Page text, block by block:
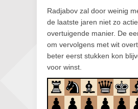
Radjabov zal door weinig
de laatste jaren niet zo
overtuigende manier. De
om vervolgens met wit
beter eerst stukken kon
voor winst.